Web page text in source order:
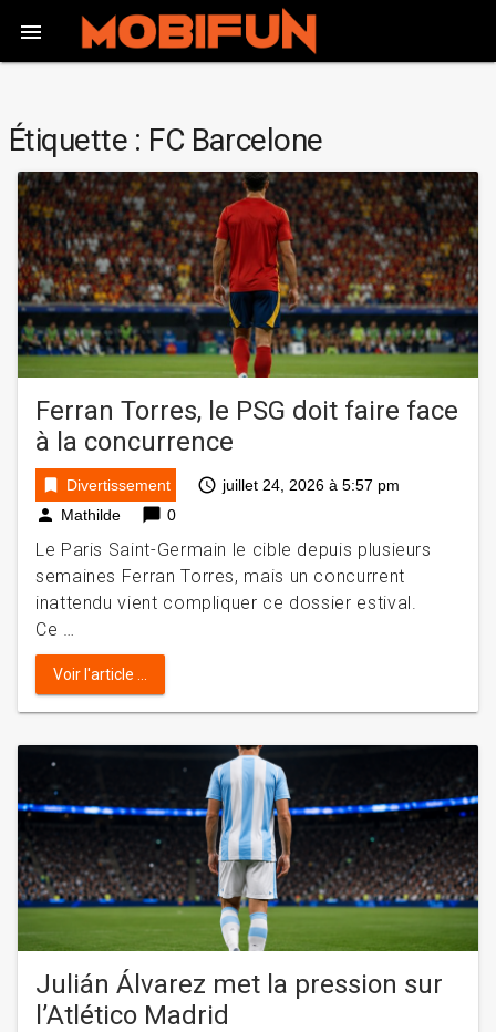

Étiquette : FC Barcelone
Ferran Torres, le PSG doit faire face
à la concurrence
bookmark Divertissement access_time juillet 24, 2026 à 5:57 pm
person Mathilde chat_bubble 0
Le Paris Saint-Germain le cible depuis plusieurs
semaines Ferran Torres, mais un concurrent
inattendu vient compliquer ce dossier estival.
Ce …
Voir l'article ...
Julián Álvarez met la pression sur
l’Atlético Madrid